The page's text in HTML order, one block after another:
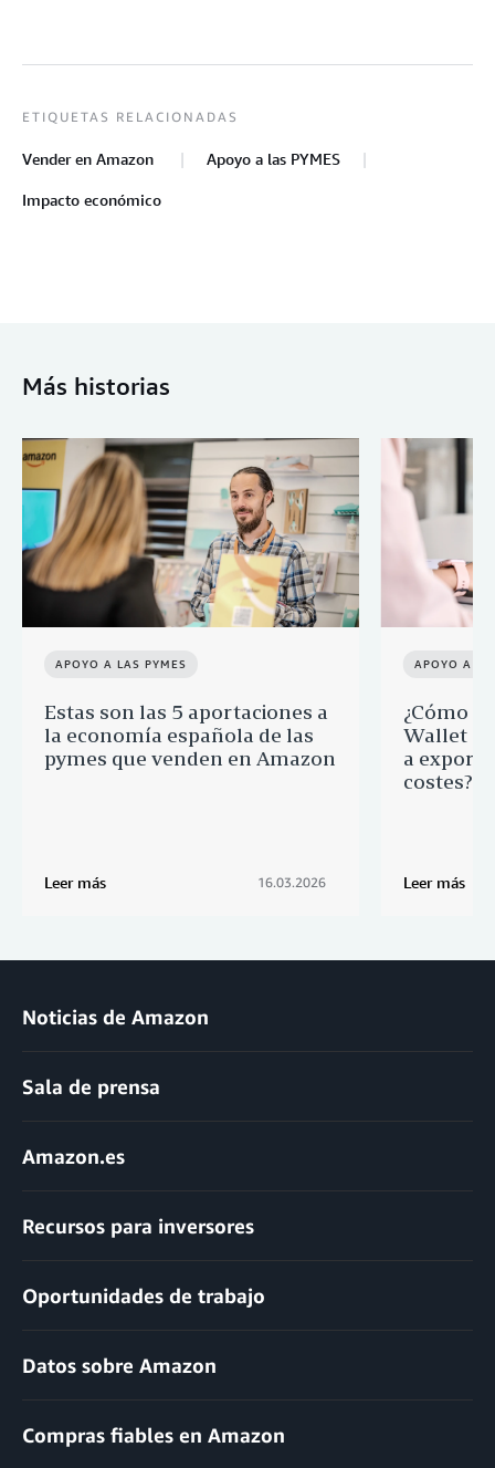
ETIQUETAS RELACIONADAS
Vender en Amazon Apoyo a las PYMES
Impacto económico
Más historias
APOYO A LAS PYMES
Estas son las 5 aportaciones a
la economía española de las
pymes que venden en Amazon
Leer más 16.03.2026
APOYO A
¿Cómo
Wallet a
a
costes?
Leer más
Noticias de Amazon
Sala de prensa
Amazon.es
Recursos para inversores
Oportunidades de trabajo
Datos sobre Amazon
Compras fiables en Amazon